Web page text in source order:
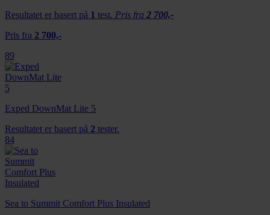
Resultatet er basert på 1 test. Pris fra 2 700,-
Pris fra 2 700,-
89
Exped DownMat Lite 5
Resultatet er basert på 2 tester.
84
Sea to Summit Comfort Plus Insulated